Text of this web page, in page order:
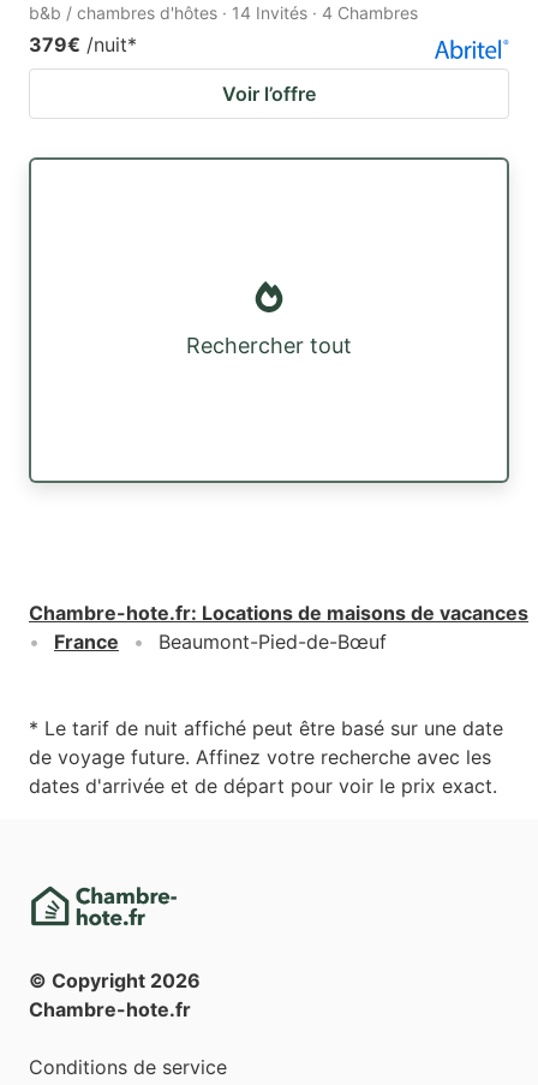
b&b / chambres d'hôtes · 14 Invités · 4 Chambres
379€ /nuit*
Voir l’offre
Rechercher tout
Chambre-hote.fr: Locations de maisons de vacances
France
Beaumont-Pied-de-Bœuf
* Le tarif de nuit affiché peut être basé sur une date
de voyage future. Affinez votre recherche avec les
dates d'arrivée et de départ pour voir le prix exact.
© Copyright 2026
Chambre-hote.fr
Conditions de service